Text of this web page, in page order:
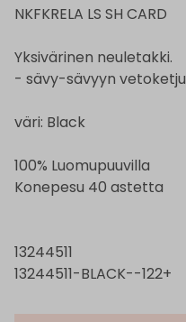
NKFKRELA LS SH CARD
Yksivärinen neuletakki.
- sävy-sävyyn vetoketju
väri: Black
100% Luomupuuvilla
Konepesu 40 astetta
13244511
13244511-BLACK--122+